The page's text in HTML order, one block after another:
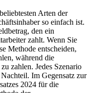
Arten der
so einfach ist.
den ein
zahlt. Wenn Sie
Methode entscheiden,
während die
zahlen. Jedes Szenario
Im Gegensatz zur
2024 für die